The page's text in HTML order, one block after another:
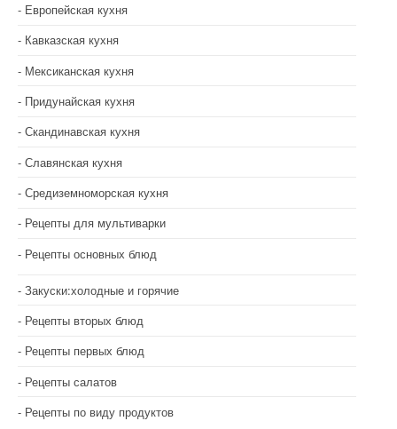
Европейская кухня
Кавказская кухня
Мексиканская кухня
Придунайская кухня
Скандинавская кухня
Славянская кухня
Средиземноморская кухня
Рецепты для мультиварки
Рецепты основных блюд
Закуски:холодные и горячие
Рецепты вторых блюд
Рецепты первых блюд
Рецепты салатов
Рецепты по виду продуктов